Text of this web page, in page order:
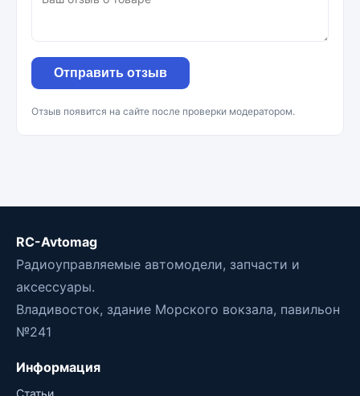
Отправить отзыв
Отзыв появится на сайте после проверки модератором.
RC-Avtomag
Радиоуправляемые автомодели, запчасти и
аксессуары.
Владивосток, здание Морского вокзала, павильон
№241
Информация
Статьи